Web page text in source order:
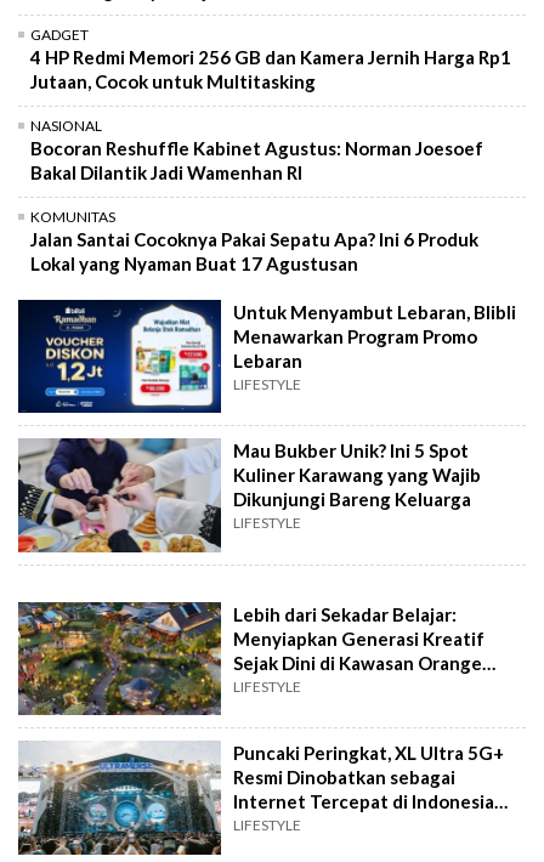
GADGET
4 HP Redmi Memori 256 GB dan Kamera Jernih Harga Rp1
Jutaan, Cocok untuk Multitasking
NASIONAL
Bocoran Reshuffle Kabinet Agustus: Norman Joesoef
Bakal Dilantik Jadi Wamenhan RI
KOMUNITAS
Jalan Santai Cocoknya Pakai Sepatu Apa? Ini 6 Produk
Lokal yang Nyaman Buat 17 Agustusan
Untuk Menyambut Lebaran, Blibli
Menawarkan Program Promo
Lebaran
LIFESTYLE
Mau Bukber Unik? Ini 5 Spot
Kuliner Karawang yang Wajib
Dikunjungi Bareng Keluarga
LIFESTYLE
Lebih dari Sekadar Belajar:
Menyiapkan Generasi Kreatif
Sejak Dini di Kawasan Orange
Groves
LIFESTYLE
Puncaki Peringkat, XL Ultra 5G+
Resmi Dinobatkan sebagai
Internet Tercepat di Indonesia
versi Ookla
LIFESTYLE